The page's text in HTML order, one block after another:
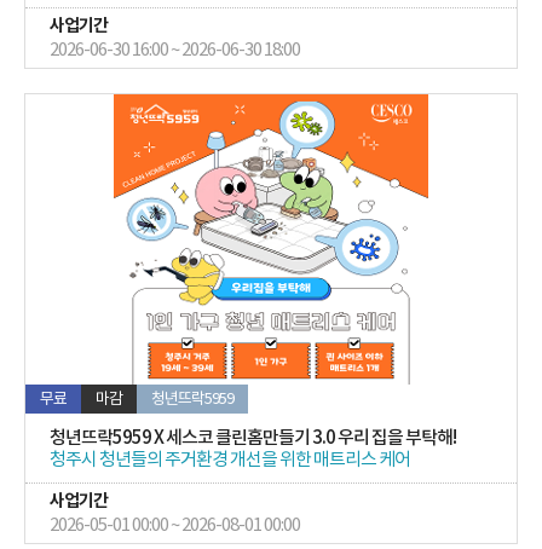
사업기간
2026-06-30 16:00 ~ 2026-06-30 18:00
무료 마감 청년뜨락5959
청년뜨락5959 X 세스코 클린홈만들기 3.0 우리 집을 부탁해!
청주시 청년들의 주거환경 개선을 위한 매트리스 케어
사업기간
2026-05-01 00:00 ~ 2026-08-01 00:00